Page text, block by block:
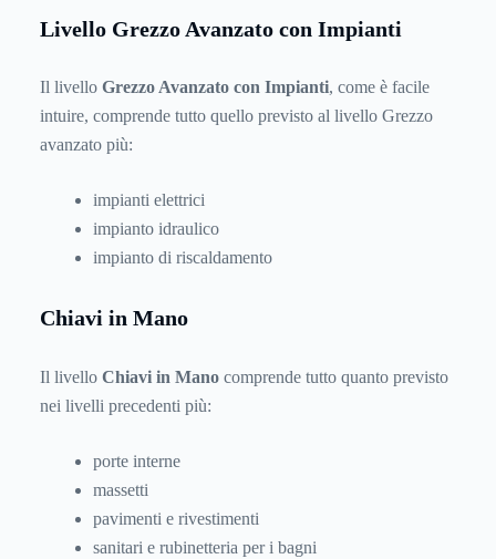
Livello Grezzo Avanzato con Impianti
Il livello Grezzo Avanzato con Impianti, come è facile
intuire, comprende tutto quello previsto al livello Grezzo
avanzato più:
impianti elettrici
impianto idraulico
impianto di riscaldamento
Chiavi in Mano
Il livello Chiavi in Mano comprende tutto quanto previsto
nei livelli precedenti più:
porte interne
massetti
pavimenti e rivestimenti
sanitari e rubinetteria per i bagni